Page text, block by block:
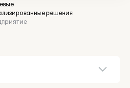
решения